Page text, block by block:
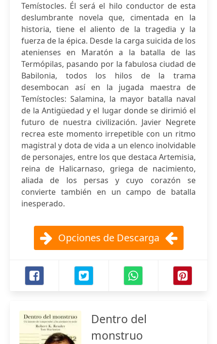
Temístocles. Él será el hilo conductor de esta
deslumbrante novela que, cimentada en la
historia, tiene el aliento de la tragedia y la
fuerza de la épica. Desde la carga suicida de los
atenienses en Maratón a la batalla de las
Termópilas, pasando por la fabulosa ciudad de
Babilonia, todos los hilos de la trama
desembocan así en la jugada maestra de
Temístocles: Salamina, la mayor batalla naval
de la Antigüedad y el lugar donde se dirimió el
futuro de nuestra civilización. Javier Negrete
recrea este momento irrepetible con un ritmo
magistral y dota de vida a un elenco inolvidable
de personajes, entre los que destaca Artemisia,
reina de Halicarnaso, griega de nacimiento,
aliada de los persas y cuyo corazón se
convierte también en un campo de batalla
inesperado.
Opciones de Descarga
Dentro del
monstruo